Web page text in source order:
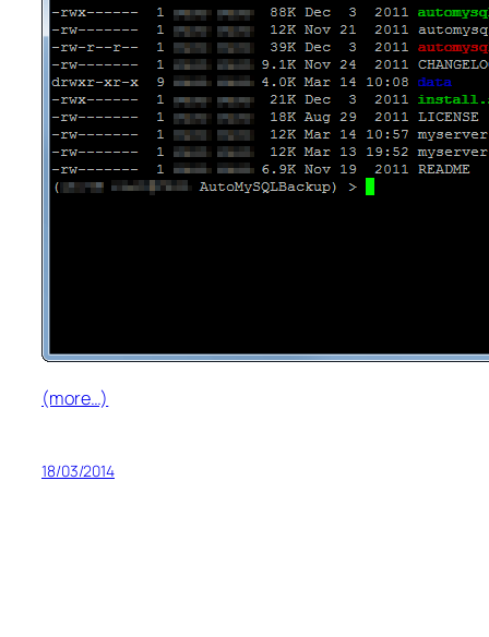
(more…)
18/03/2014